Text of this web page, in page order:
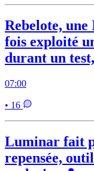
Rebelote, une
fois exploité
durant un
07:00
• 16
Luminar fait
repensée,